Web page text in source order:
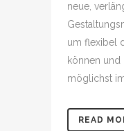
neue,
um flexibel
können
möglichst im
READ